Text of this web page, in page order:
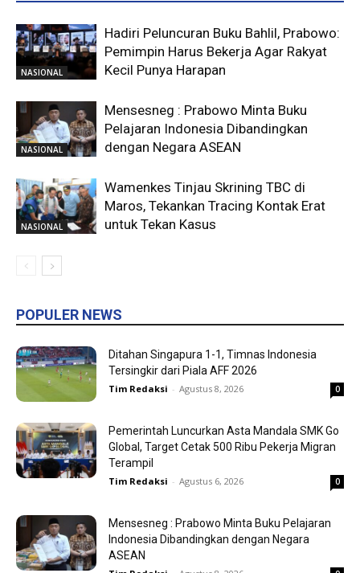
NASIONAL
Hadiri Peluncuran Buku Bahlil, Prabowo:
Pemimpin Harus Bekerja Agar Rakyat
Kecil Punya Harapan
NASIONAL
Mensesneg : Prabowo Minta Buku
Pelajaran Indonesia Dibandingkan
dengan Negara ASEAN
NASIONAL
Wamenkes Tinjau Skrining TBC di
Maros, Tekankan Tracing Kontak Erat
untuk Tekan Kasus
POPULER NEWS
Ditahan Singapura 1-1, Timnas Indonesia
Tersingkir dari Piala AFF 2026
Tim Redaksi - Agustus 8, 2026 0
Pemerintah Luncurkan Asta Mandala SMK Go
Global, Target Cetak 500 Ribu Pekerja Migran
Terampil
Tim Redaksi - Agustus 6, 2026 0
Mensesneg : Prabowo Minta Buku Pelajaran
Indonesia Dibandingkan dengan Negara
ASEAN